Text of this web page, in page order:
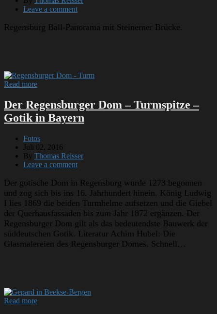
Leave a comment
Regensburg Ball-Panorama mit Steinerner Brücke.
Read more
Der Regensburger Dom – Turmspitze –
Gotik in Bayern
Fotos
Juli 02, 2016
By Thomas Reisser
Leave a comment
Der gotische Dom in Regensburg wurde 1273 begonnen
und zog sich bis ins 16. Jahrhundert hinein. König Ludwig
I lies 1869 die beiden Turmhelme aufsetzen und die Giebel
der Querhausfassaden bis zum Jahr 1872 ergänzen. Der
Regensburger Dom gilt als das bedeutendste Bauwerk der
süddeutschen Gotik. Literatur Achim Hubel: Die
Glasmalereien des Regensburger Domes. Schnell…
Read more